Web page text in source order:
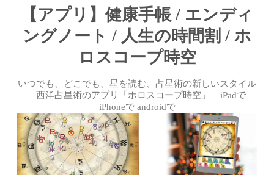
【アプリ】健康手帳 / エンディ
ングノート / 人生の時間割 / ホ
ロスコープ時空
いつでも、どこでも、星を読む、占星術の新しいスタイル
– 西洋占星術のアプリ「ホロスコープ時空」 – iPadで
iPhoneで androidで